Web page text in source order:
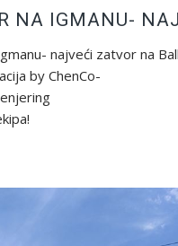
NA IGMANU-
najveći zatvor na
by ChenCo-